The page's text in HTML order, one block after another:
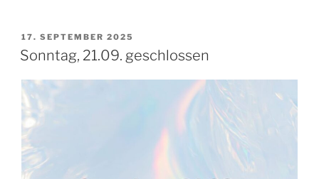
VERÖFFENTLICHT
AM
17. SEPTEMBER 2025
Sonntag, 21.09. geschlossen